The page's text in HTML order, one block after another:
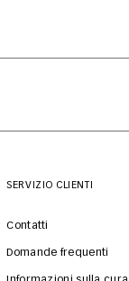
SERVIZIO CLIENTI
Contatti
Domande frequenti